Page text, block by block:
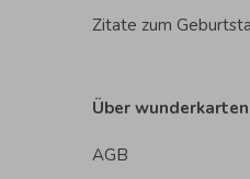
Zitate zum
Über wunderkarten
AGB